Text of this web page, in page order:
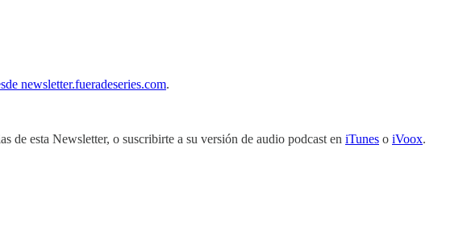
newsletter.fueradeseries.com.
de esta Newsletter, o suscribirte a su versión de audio podcast en iTunes o iVoox.